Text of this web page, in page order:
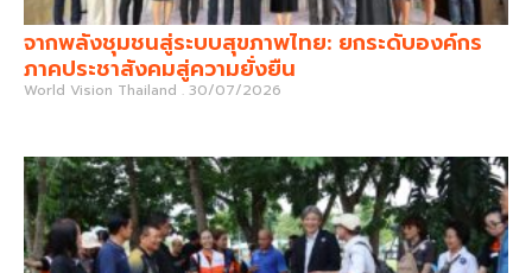
จากพลังชุมชนสู่ระบบสุขภาพไทย: ยกระดับองค์กร
ภาคประชาสังคมสู่ความยั่งยืน
World Vision Thailand 30/07/2026